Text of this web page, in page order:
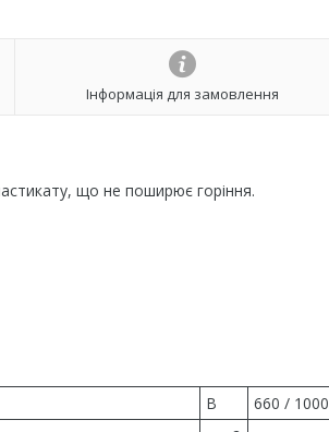
Інформація для замовлення
що не поширює горіння.
В
660 / 1000